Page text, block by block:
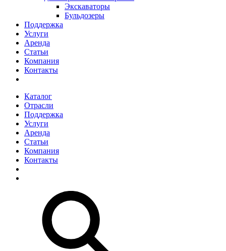
Экскаваторы
Бульдозеры
Поддержка
Услуги
Аренда
Статьи
Компания
Контакты
Каталог
Отрасли
Поддержка
Услуги
Аренда
Статьи
Компания
Контакты